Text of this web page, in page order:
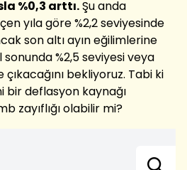
%0,3 arttı.Şu anda
yıla göre %2,2 seviyesinde
son altı ayın eğilimlerine
sonunda %2,5 seviyesi veya
bekliyoruz. Tabi ki
deflasyon kaynağı
zayıflığı olabilir mi?